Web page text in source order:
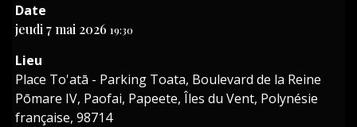
Date
jeudi 7 mai 2026 19:30
Lieu
Place To'atā - Parking Toata, Boulevard de la Reine
Pōmare IV, Paofai, Papeete, Îles du Vent, Polynésie
française, 98714